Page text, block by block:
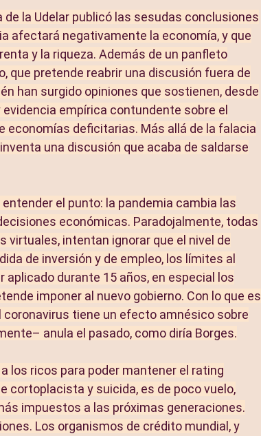
la Udelar publicó las sesudas conclusiones
afectará negativamente la economía, y que
y la riqueza. Además de un panfleto
que pretende reabrir una discusión fuera de
han surgido opiniones que sostienen, desde
empírica contundente sobre el
deficitarias. Más allá de la falacia
una discusión que acaba de saldarse
el punto: la pandemia cambia las
económicas. Paradojalmente, todas
intentan ignorar que el nivel de
de inversión y de empleo, los límites al
durante 15 años, en especial los
imponer al nuevo gobierno. Con lo que es
tiene un efecto amnésico sobre
anula el pasado, como diría Borges.
los ricos para poder mantener el rating
cortoplacista y suicida, es de poco vuelo,
impuestos a las próximas generaciones.
Los organismos de crédito mundial, y